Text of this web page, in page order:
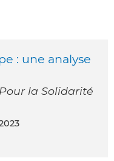
: une analyse
la Solidarité